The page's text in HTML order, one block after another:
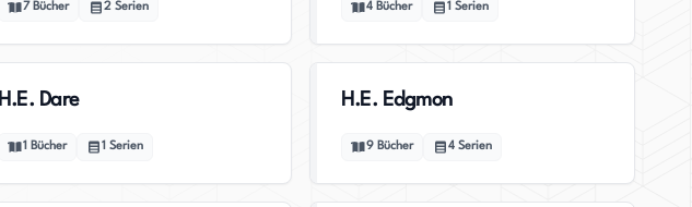
7 Bücher 2 Serien 4 Bücher 1 Serien
H.E. Dare
1 Bücher 1 Serien
H.E. Edgmon
9 Bücher 4 Serien